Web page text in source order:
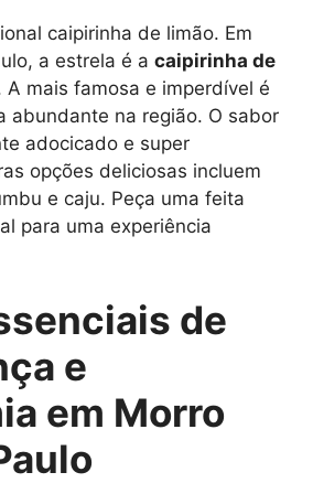
caipirinha de limão. Em
a estrela é a caipirinha de
A mais famosa e imperdível é
abundante na região. O sabor
adocicado e super
opções deliciosas incluem
e caju. Peça uma feita
para uma experiência
de
e
em Morro